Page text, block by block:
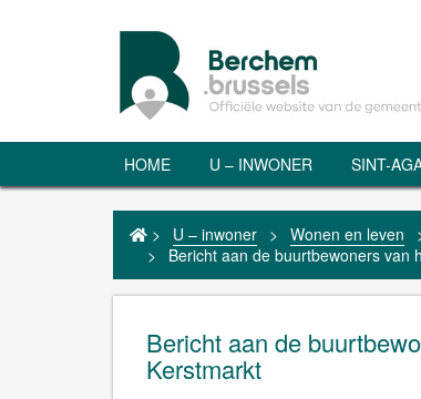
HOME U – INWONER SINT-
> U – inwoner > Wonen en leven
>
Bericht aan de buurtbewoners van
Bericht aan de
Kerstmarkt